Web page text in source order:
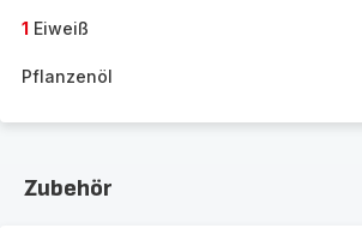
1 Eiweiß
Pflanzenöl
Zubehör